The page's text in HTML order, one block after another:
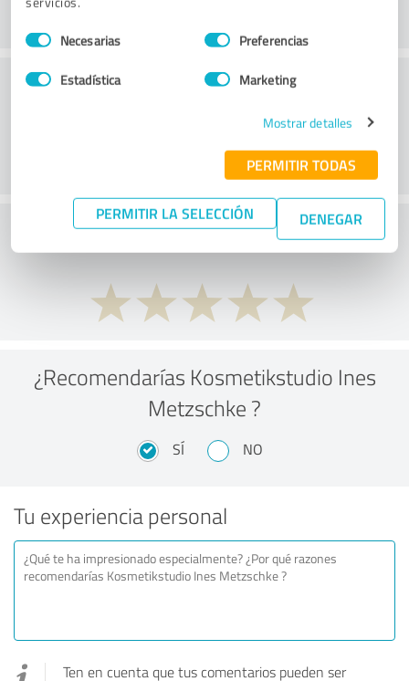
Selección
de
Necesarias Preferencias
Estadística Marketing
Mostrar detalles
PERMITIR TODAS
PERMITIR LA SELECCIÓN DENEGAR
Servicio de atención al cliente
¿Qué te parece la relación calidad-precio?
¿Recomendarías Kosmetikstudio Ines
Metzschke ?
SÍ NO
Tu experiencia personal
Ten en cuenta que tus comentarios pueden ser